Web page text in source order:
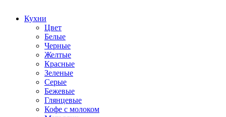
Кухни
Цвет
Белые
Черные
Желтые
Красные
Зеленые
Серые
Бежевые
Глянцевые
Кофе с молоком